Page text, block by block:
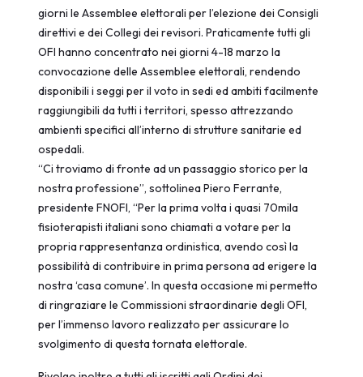
giorni le Assemblee elettorali per l’elezione dei Consigli
direttivi e dei Collegi dei revisori. Praticamente tutti gli
OFI hanno concentrato nei giorni 4-18 marzo la
convocazione delle Assemblee elettorali, rendendo
disponibili i seggi per il voto in sedi ed ambiti facilmente
raggiungibili da tutti i territori, spesso attrezzando
ambienti specifici all’interno di strutture sanitarie ed
ospedali.
“Ci troviamo di fronte ad un passaggio storico per la
nostra professione”, sottolinea Piero Ferrante,
presidente FNOFI, “Per la prima volta i quasi 70mila
fisioterapisti italiani sono chiamati a votare per la
propria rappresentanza ordinistica, avendo così la
possibilità di contribuire in prima persona ad erigere la
nostra ‘casa comune’. In questa occasione mi permetto
di ringraziare le Commissioni straordinarie degli OFI,
per l’immenso lavoro realizzato per assicurare lo
svolgimento di questa tornata elettorale.